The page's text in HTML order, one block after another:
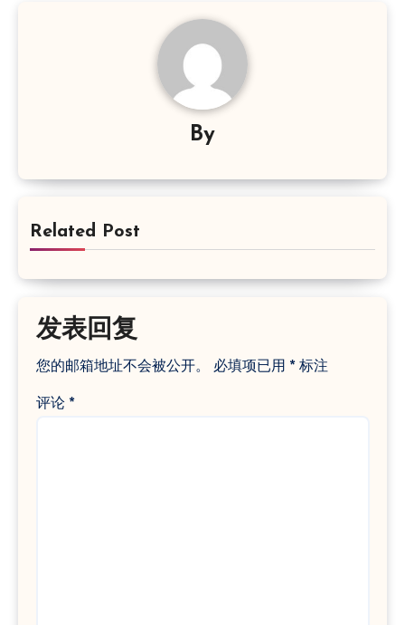
By
Related Post
发表回复
您的邮箱地址不会被公开。 必填项已用 *标注
评论 *